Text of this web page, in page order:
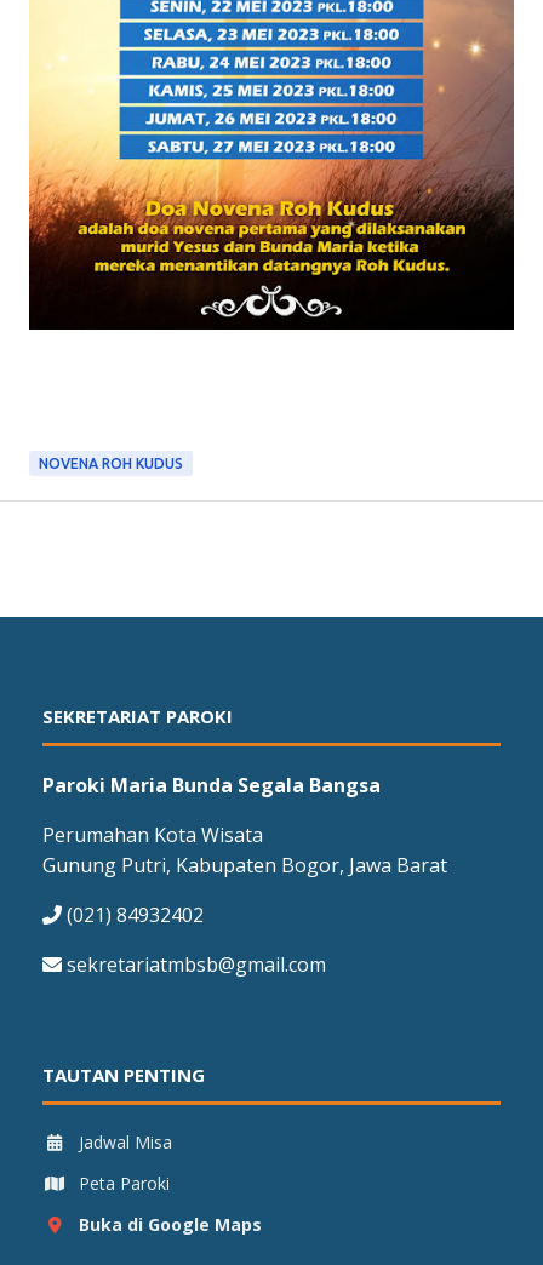
NOVENA ROH KUDUS
SEKRETARIAT PAROKI
Paroki Maria Bunda Segala Bangsa
Perumahan Kota Wisata
Gunung Putri, Kabupaten Bogor, Jawa Barat
(021) 84932402
sekretariatmbsb@gmail.com
TAUTAN PENTING
Jadwal Misa
Peta Paroki
Buka di Google Maps